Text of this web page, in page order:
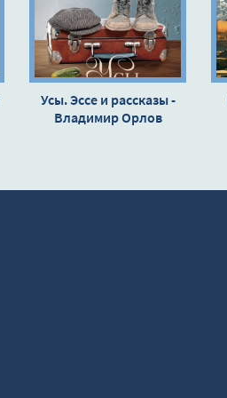
Усы. Эссе и рассказы -
Владимир Орлов